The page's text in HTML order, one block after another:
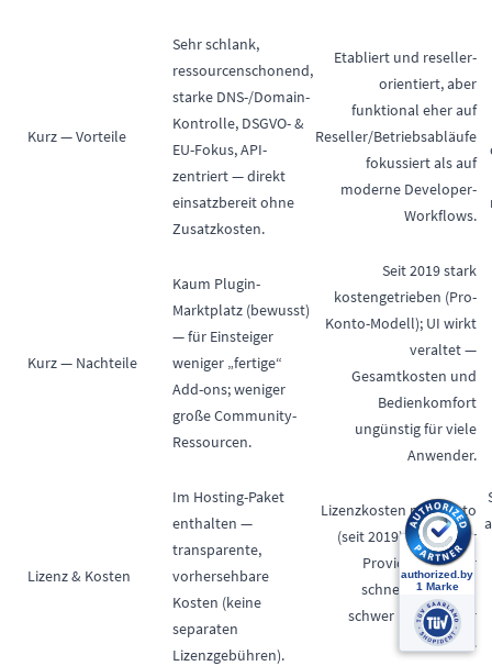
Kurz — Vorteile
Sehr schlank,
ressourcenschonend,
starke DNS-/Domain-
Kontrolle, DSGVO- &
EU-Fokus, API-
zentriert — direkt
einsatzbereit ohne
Zusatzkosten.
Etabliert und reseller-
orientiert, aber
funktional eher auf
Reseller/Betriebsabläufe
fokussiert als auf
moderne Developer-
Workflows.
Kurz — Nachteile
Kaum Plugin-
Marktplatz (bewusst)
— für Einsteiger
weniger „fertige“
Add-ons; weniger
große Community-
Ressourcen.
Seit 2019 stark
kostengetrieben (Pro-
Konto-Modell); UI wirkt
veraltet —
Gesamtkosten und
Bedienkomfort
ungünstig für viele
Anwender.
Lizenz & Kosten
Im Hosting-Paket
enthalten —
transparente,
vorhersehbare
Kosten (keine
separaten
Lizenzgebühren).
Lizenzkosten pro Konto
(seit 2019) — kann für
Provider/Reseller
schnell teuer und
schwer kalkulierbar
werden.